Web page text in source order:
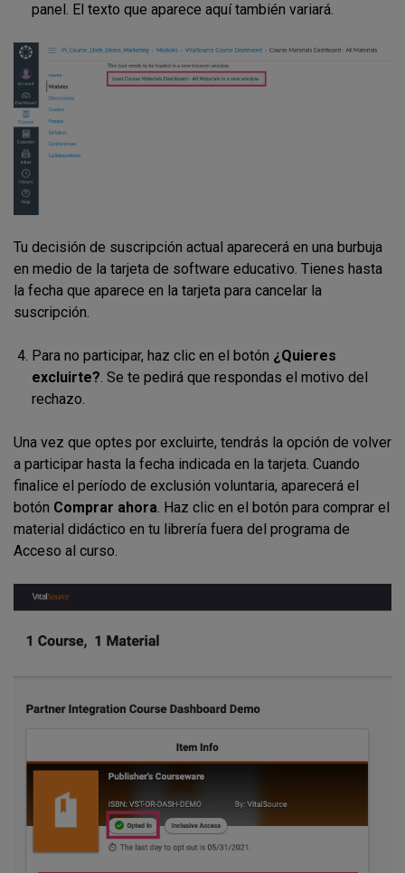
panel. El texto que aparece aquí también variará.
Tu decisión de suscripción actual aparecerá en una burbuja
en medio de la tarjeta de software educativo. Tienes hasta
la fecha que aparece en la tarjeta para cancelar la
suscripción.
Para no participar, haz clic en el botón ¿Quieres
excluirte?. Se te pedirá que respondas el motivo del
rechazo.
Una vez que optes por excluirte, tendrás la opción de volver
a participar hasta la fecha indicada en la tarjeta. Cuando
finalice el período de exclusión voluntaria, aparecerá el
botón Comprar ahora. Haz clic en el botón para comprar el
material didáctico en tu librería fuera del programa de
Acceso al curso.